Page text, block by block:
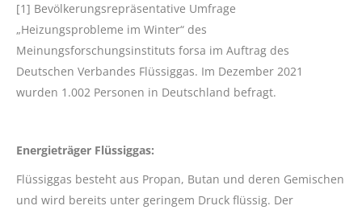
[1] Bevölkerungsrepräsentative Umfrage
„Heizungsprobleme im Winter“ des
Meinungsforschungsinstituts forsa im Auftrag des
Deutschen Verbandes Flüssiggas. Im Dezember 2021
wurden 1.002 Personen in Deutschland befragt.
Energieträger Flüssiggas:
Flüssiggas besteht aus Propan, Butan und deren Gemischen
und wird bereits unter geringem Druck flüssig. Der